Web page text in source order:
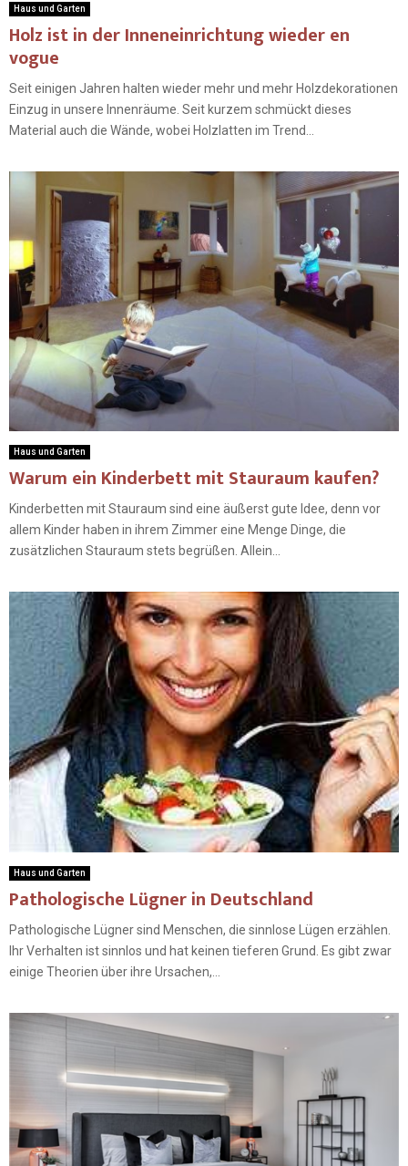
Haus und Garten
Holz ist in der Inneneinrichtung wieder en
vogue
Seit einigen Jahren halten wieder mehr und mehr Holzdekorationen
Einzug in unsere Innenräume. Seit kurzem schmückt dieses
Material auch die Wände, wobei Holzlatten im Trend...
Haus und Garten
Warum ein Kinderbett mit Stauraum kaufen?
Kinderbetten mit Stauraum sind eine äußerst gute Idee, denn vor
allem Kinder haben in ihrem Zimmer eine Menge Dinge, die
zusätzlichen Stauraum stets begrüßen. Allein...
Haus und Garten
Pathologische Lügner in Deutschland
Pathologische Lügner sind Menschen, die sinnlose Lügen erzählen.
Ihr Verhalten ist sinnlos und hat keinen tieferen Grund. Es gibt zwar
einige Theorien über ihre Ursachen,...